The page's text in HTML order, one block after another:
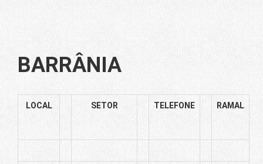
BARRÂNIA
LOCAL SETOR TELEFONE RAMAL